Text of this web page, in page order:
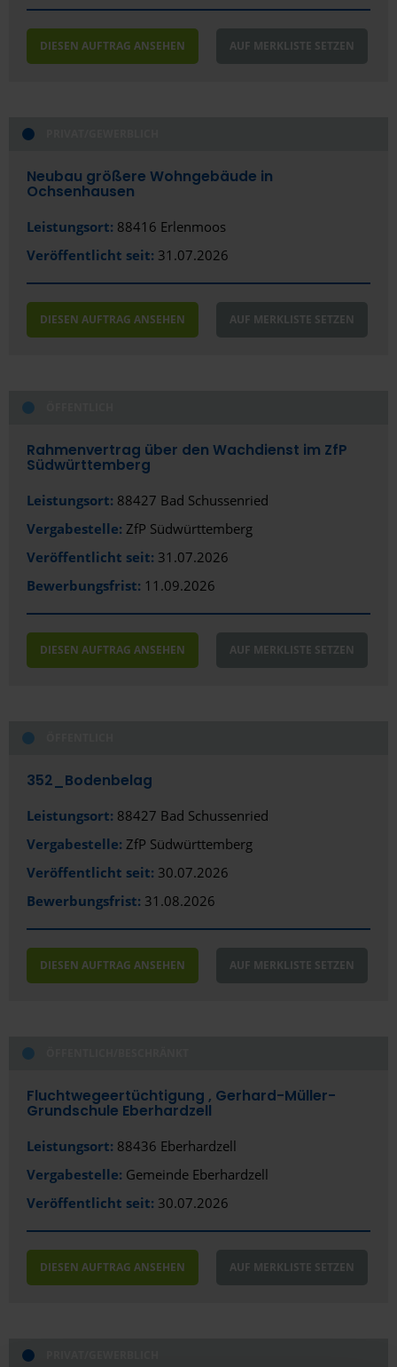
DIESEN AUFTRAG ANSEHEN AUF MERKLISTE SETZEN
Neubau größere Wohngebäude in
Ochsenhausen
Leistungsort: 88416 Erlenmoos
Veröffentlicht seit: 31.07.2026
DIESEN AUFTRAG ANSEHEN AUF MERKLISTE SETZEN
Rahmenvertrag über den Wachdienst im ZfP
Südwürttemberg
Leistungsort: 88427 Bad Schussenried
Vergabestelle: ZfP Südwürttemberg
Veröffentlicht seit: 31.07.2026
Bewerbungsfrist: 11.09.2026
DIESEN AUFTRAG ANSEHEN AUF MERKLISTE SETZEN
352_Bodenbelag
Leistungsort: 88427 Bad Schussenried
Vergabestelle: ZfP Südwürttemberg
Veröffentlicht seit: 30.07.2026
Bewerbungsfrist: 31.08.2026
DIESEN AUFTRAG ANSEHEN AUF MERKLISTE SETZEN
Fluchtwegeertüchtigung , Gerhard-Müller-
Grundschule Eberhardzell
Leistungsort: 88436 Eberhardzell
Vergabestelle: Gemeinde Eberhardzell
Veröffentlicht seit: 30.07.2026
DIESEN AUFTRAG ANSEHEN AUF MERKLISTE SETZEN